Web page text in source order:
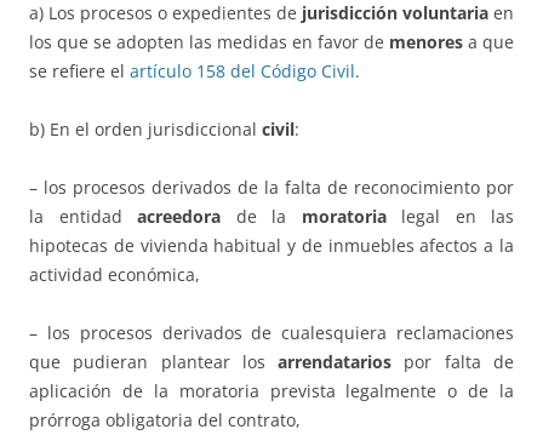
a) Los procesos o expedientes de jurisdicción voluntaria en
los que se adopten las medidas en favor de menores a que
se refiere el artículo 158 del Código Civil.
b) En el orden jurisdiccional civil:
– los procesos derivados de la falta de reconocimiento por
la entidad acreedora de la moratorialegal en las
hipotecas de vivienda habitual y de inmuebles afectos a la
actividad económica,
– los procesos derivados de cualesquiera reclamaciones
que pudieran plantear losarrendatarios por falta de
aplicación de la moratoria prevista legalmente o de la
prórroga obligatoria del contrato,